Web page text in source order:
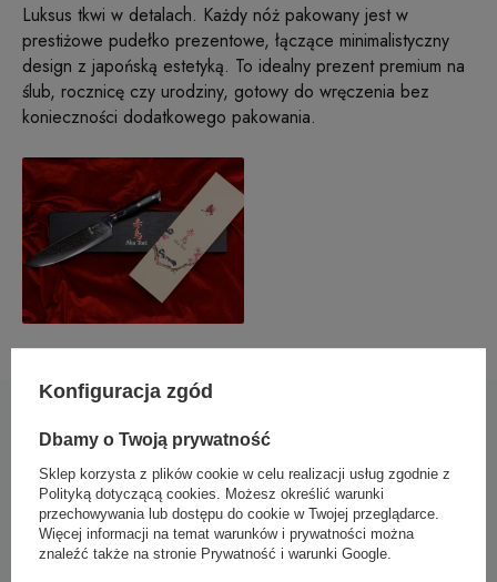
Luksus tkwi w detalach. Każdy nóż pakowany jest w
prestiżowe pudełko prezentowe, łączące minimalistyczny
design z japońską estetyką. To idealny prezent premium na
ślub, rocznicę czy urodziny, gotowy do wręczenia bez
konieczności dodatkowego pakowania.
Zasady pielęgnacji
Ta kolekcja noży jest łatwa w pielęgnacji oraz w ostrzeniu.
Nieco niższa zawartość węgla i wyższa chromu sprawia, że
nóż świetnie sprawdzi się w codziennej pracy w kuchni.
Konfiguracja zgód
Dbamy o Twoją prywatność
Sklep korzysta z plików cookie w celu realizacji usług zgodnie z
Polityką dotyczącą cookies. Możesz określić warunki
przechowywania lub dostępu do cookie w Twojej przeglądarce.
Więcej informacji na temat warunków i prywatności można
znaleźć także na stronie Prywatność i warunki Google.